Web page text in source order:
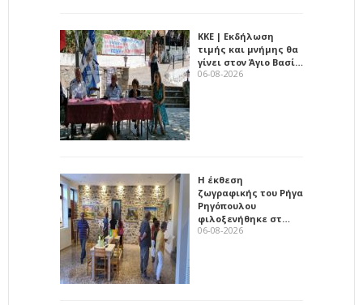
ΚΚΕ | Εκδήλωση
τιμής και μνήμης θα
γίνει στον Άγιο Βασί…
06-08-2026
Η έκθεση
ζωγραφικής του Ρήγα
Ρηγόπουλου
φιλοξενήθηκε στ…
06-08-2026